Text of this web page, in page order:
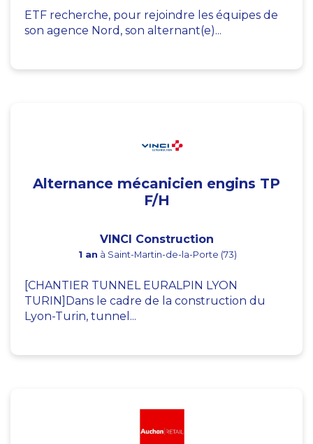
ETF recherche, pour rejoindre les équipes de
son agence Nord, son alternant(e)...
Alternance mécanicien engins TP
F/H
VINCI Construction
1 an à Saint-Martin-de-la-Porte (73)
[CHANTIER TUNNEL EURALPIN LYON
TURIN]Dans le cadre de la construction du
Lyon-Turin, tunnel...